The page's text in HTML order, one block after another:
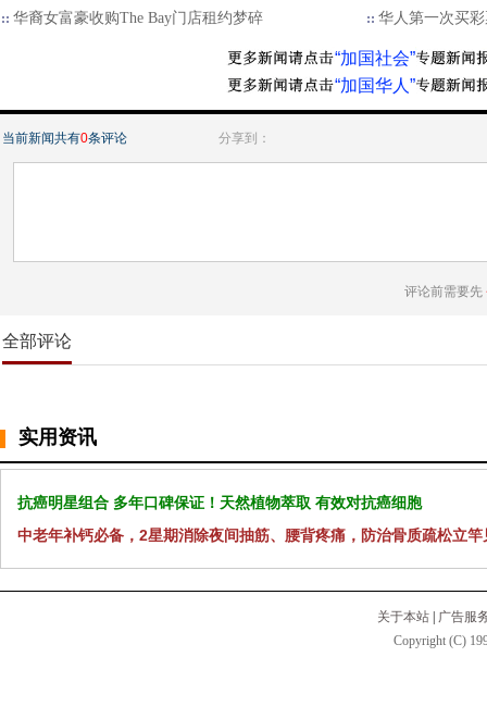
华裔女富豪收购The Bay门店租约梦碎 华人第一次买
“加国社会”
“加国华人”
当前新闻共有0条评论 分享到：
评论前需要先
全部评论
实用资讯
抗癌明星组合 多年口碑保证！天然植物萃取 有效对抗癌细胞
中老年补钙必备，2星期消除夜间抽筋、腰背疼痛，防治骨质疏松立竿
关于本站
广告服
Copyright (C)